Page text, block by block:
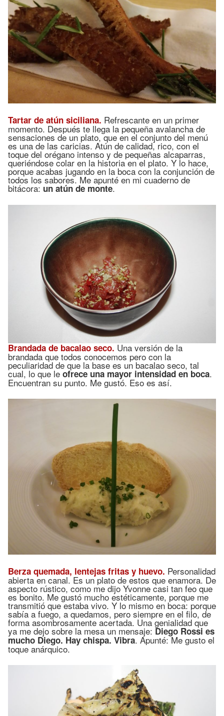
Tartar de atún siciliana. Refrescante en un primer
momento. Después te llega la pequeña avalancha de
sensaciones de un plato, que en el conjunto del menú
es una de las caricias. Atún de calidad, rico, con el
toque del orégano intenso y de pequeñas alcaparras,
queriéndose colar en la historia en el plato. Y lo hace,
porque acabas jugando en la boca con la conjunción de
todos los sabores. Me apunté en mi cuaderno de
bitácora: un atún de monte.
Brandada de bacalao seco. Una versión de la
brandada que todos conocemos pero con la
peculiaridad de que la base es un bacalao seco, tal
cual, lo que le ofrece una mayor intensidad en boca.
Encuentran su punto. Me gustó. Eso es así.
Berza quemada, lentejas fritas y huevo. Personalidad
abierta en canal. Es un plato de estos que enamora. De
aspecto rústico, como me dijo Yvonne casi tan feo que
es bonito. Me gustó mucho estéticamente, porque me
transmitió que estaba vivo. Y lo mismo en boca: porque
sabía a fuego, a quedamos, pero siempre en el filo, de
forma asombrosamente acertada. Una genialidad que
ya me dejo sobre la mesa un mensaje: Diego Rossi es
mucho Diego. Hay chispa. Vibra. Apunté: Me gusto el
toque anárquico.